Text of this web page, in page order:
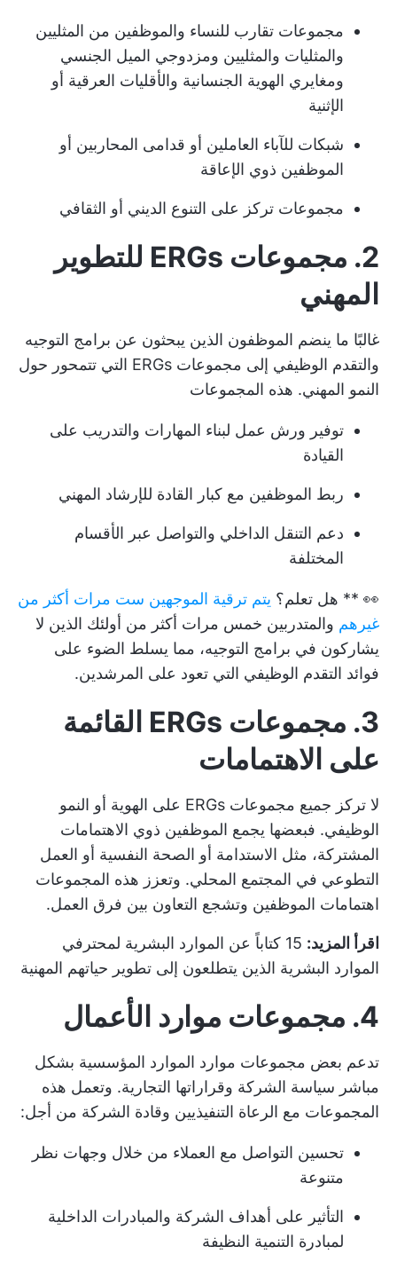
مجموعات تقارب للنساء والموظفين من المثليين
والمثليات والمثليين ومزدوجي الميل الجنسي
ومغايري الهوية الجنسانية والأقليات العرقية أو
الإثنية
شبكات للآباء العاملين أو قدامى المحاربين أو
الموظفين ذوي الإعاقة
مجموعات تركز على التنوع الديني أو الثقافي
2. مجموعات ERGs للتطوير
المهني
غالبًا ما ينضم الموظفون الذين يبحثون عن برامج التوجيه
والتقدم الوظيفي إلى مجموعات ERGs التي تتمحور حول
النمو المهني. هذه المجموعات
توفير ورش عمل لبناء المهارات والتدريب على
القيادة
ربط الموظفين مع كبار القادة للإرشاد المهني
دعم التنقل الداخلي والتواصل عبر الأقسام
المختلفة
👀 ** هل تعلم؟ يتم ترقية الموجهين ست مرات أكثر من
غيرهم والمتدربين خمس مرات أكثر من أولئك الذين لا
يشاركون في برامج التوجيه، مما يسلط الضوء على
فوائد التقدم الوظيفي التي تعود على المرشدين.
3. مجموعات ERGs القائمة
على الاهتمامات
لا تركز جميع مجموعات ERGs على الهوية أو النمو
الوظيفي. فبعضها يجمع الموظفين ذوي الاهتمامات
المشتركة، مثل الاستدامة أو الصحة النفسية أو العمل
التطوعي في المجتمع المحلي. وتعزز هذه المجموعات
اهتمامات الموظفين وتشجع التعاون بين فرق العمل.
اقرأ المزيد:
15 كتاباً عن الموارد البشرية لمحترفي
الموارد البشرية الذين يتطلعون إلى تطوير حياتهم المهنية
4. مجموعات موارد الأعمال
تدعم بعض مجموعات موارد الموارد المؤسسية بشكل
مباشر سياسة الشركة وقراراتها التجارية. وتعمل هذه
المجموعات مع الرعاة التنفيذيين وقادة الشركة من أجل:
تحسين التواصل مع العملاء من خلال وجهات نظر
متنوعة
التأثير على أهداف الشركة والمبادرات الداخلية
لمبادرة التنمية النظيفة